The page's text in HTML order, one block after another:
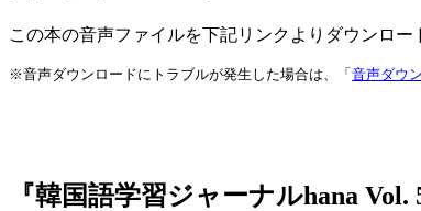
この本の音声ファイルを下記リンクよりダウンロ
※音声ダウンロードにトラブルが発生した場合は、「 音声ダウ
『韓国語学習ジャーナルhana